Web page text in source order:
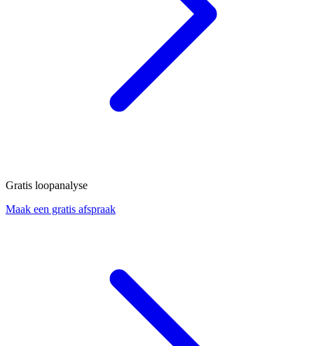
Gratis loopanalyse
Maak een gratis afspraak